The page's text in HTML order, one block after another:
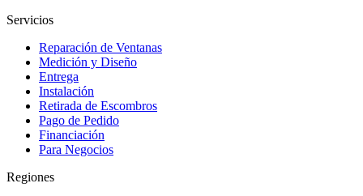
Servicios
Reparación de Ventanas
Medición y Diseño
Entrega
Instalación
Retirada de Escombros
Pago de Pedido
Financiación
Para Negocios
Regiones